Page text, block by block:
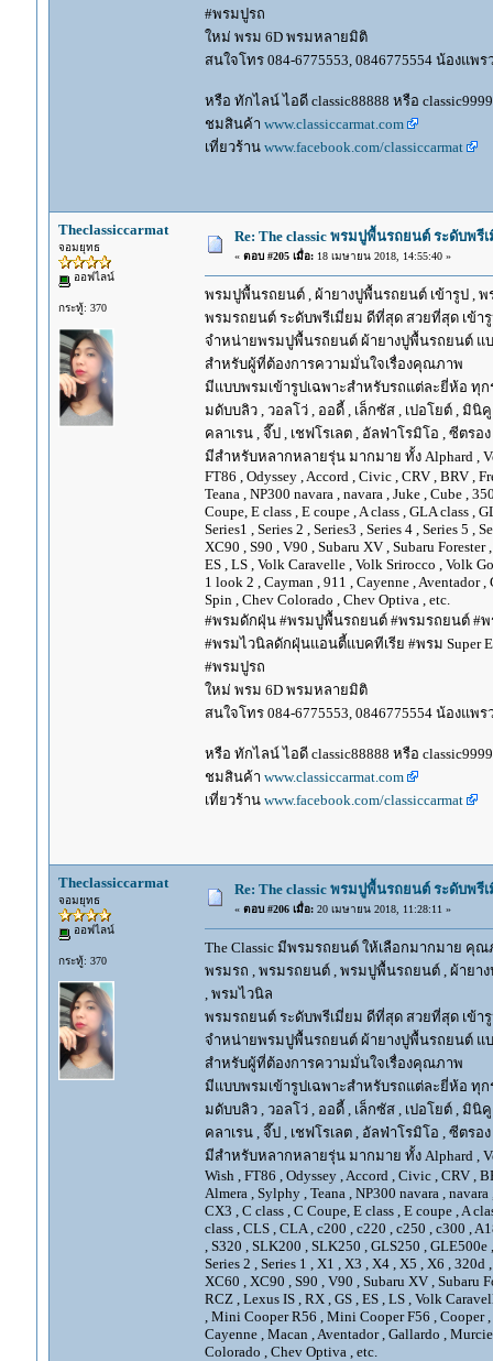
#พรมปูรถ
ใหม่ พรม 6D พรมหลายมิติ
สนใจโทร 084-6775553, 0846775554 น้องแพ
หรือ ทักไลน์ ไอดี classic88888 หรือ
ชมสินค้า www.classiccarmat.com
เที่ยวร้าน www.facebook.com/classiccarmat
Theclassiccarmat
จอมยุทธ
ออฟไลน์
กระทู้: 370
Re: The classic พรมปูพื้นรถยนต์ ระดับพรี
« ตอบ #205 เมื่อ:18 เมษายน 2018, 14:55:40 »
พรมปูพื้นรถยนต์ , ผ้ายางปูพื้นรถยนต์ เข้ารูป , พ
พรมรถยนต์ ระดับพรีเมี่ยม ดีที่สุด สวยที่สุด เข้ารู
จำหน่ายพรมปูพื้นรถยนต์ ผ้ายางปูพื้นรถยนต์ แบบ
สำหรับผู้ที่ต้องการความมั่นใจเรื่องคุณภาพ
มีแบบพรมเข้ารูปเฉพาะสำหรับรถแต่ละยี่ห้อ ทุก
มดับบลิว , วอลโว่ , ออดี้ , เล็กซัส , เปอโยต์ , มินิ
คลาเรน , จี๊ป , เชฟโรเลต , อัลฟ่าโรมิโอ , ซีตร
มีสำหรับหลากหลายรุ่น มากมาย ทั้ง Alphard ,
FT86 , Odyssey , Accord , Civic , CRV , BRV ,
Teana , NP300 navara , navara , Juke , Cube ,
Coupe, E class , E coupe , A class , GLA class ,
Series1 , Series 2 , Series3 , Series 4 , Series 5 ,
XC90 , S90 , V90 , Subaru XV , Subaru
ES , LS , Volk Caravelle , Volk Srirocco , Volk
1 look 2 , Cayman , 911 , Cayenne , Aventador
Spin , Chev Colorado , Chev Optiva , etc.
#พรมดักฝุ่น #พรมปูพื้นรถยนต์ #พรมรถยนต์ #พ
#พรมไวนิลดักฝุ่นแอนตี้แบคทีเรีย #พรม Super
#พรมปูรถ
ใหม่ พรม 6D พรมหลายมิติ
สนใจโทร 084-6775553, 0846775554 น้องแพร
หรือ ทักไลน์ ไอดี classic88888 หรือ
ชมสินค้า www.classiccarmat.com
เที่ยวร้าน www.facebook.com/classiccarmat
Theclassiccarmat
จอมยุทธ
ออฟไลน์
กระทู้: 370
Re: The classic พรมปูพื้นรถยนต์ ระดับพรี
« ตอบ #206 เมื่อ:20 เมษายน 2018, 11:28:11 »
The Classic มีพรมรถยนต์ ให้เลือกมากมาย คุ
พรมรถ , พรมรถยนต์ , พรมปูพื้นรถยนต์ , ผ้ายา
, พรมไวนิล
พรมรถยนต์ ระดับพรีเมี่ยม ดีที่สุด สวยที่สุด เข้ารู
จำหน่ายพรมปูพื้นรถยนต์ ผ้ายางปูพื้นรถยนต์ แบบ
สำหรับผู้ที่ต้องการความมั่นใจเรื่องคุณภาพ
มีแบบพรมเข้ารูปเฉพาะสำหรับรถแต่ละยี่ห้อ ทุก
มดับบลิว , วอลโว่ , ออดี้ , เล็กซัส , เปอโยต์ , มินิ
คลาเรน , จี๊ป , เชฟโรเลต , อัลฟ่าโรมิโอ , ซีตร
มีสำหรับหลากหลายรุ่น มากมาย ทั้ง Alphard ,
Wish , FT86 , Odyssey , Accord , Civic , CRV ,
Almera , Sylphy , Teana , NP300 navara ,
CX3 , C class , C Coupe, E class , E coupe , A
class , CLS , CLA , c200 , c220 , c250 , c300 ,
, S320 , SLK200 , SLK250 , GLS250 , GLE500e
Series 2 , Series 1 , X1 , X3 , X4 , X5 , X6 ,
XC60 , XC90 , S90 , V90 , Subaru XV , Subaru
RCZ , Lexus IS , RX , GS , ES , LS , Volk
, Mini Cooper R56 , Mini Cooper F56 , Cooper
Cayenne , Macan , Aventador , Gallardo ,
Colorado , Chev Optiva , etc.